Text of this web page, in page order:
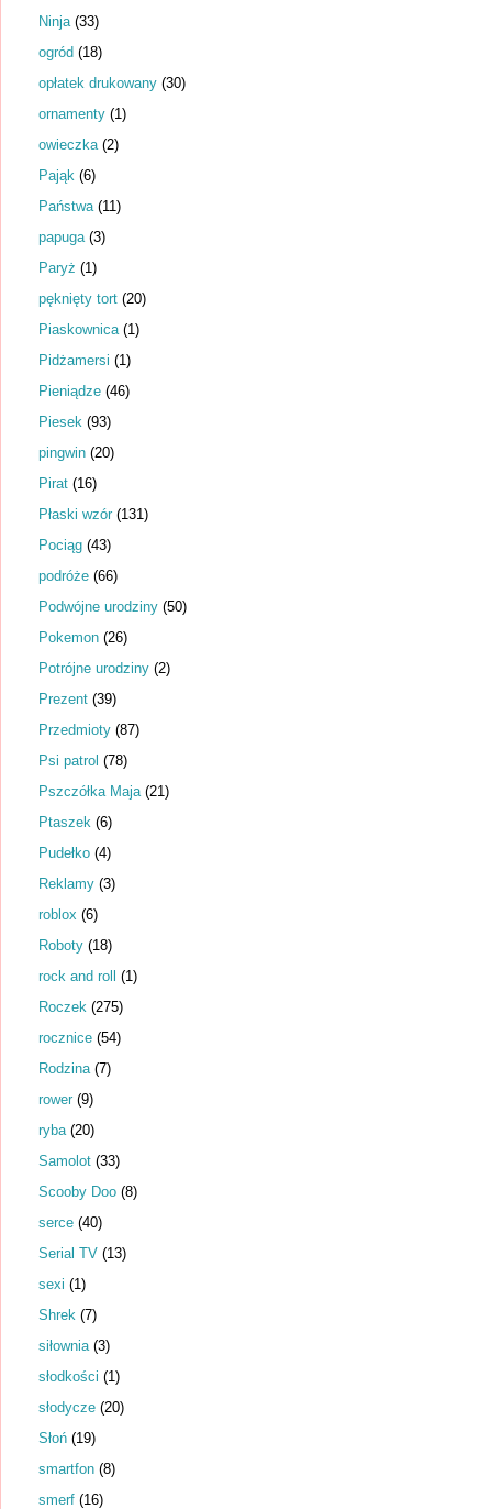
Ninja (33)
ogród (18)
opłatek drukowany (30)
ornamenty (1)
owieczka (2)
Pająk (6)
Państwa (11)
papuga (3)
Paryż (1)
pęknięty tort (20)
Piaskownica (1)
Pidżamersi (1)
Pieniądze (46)
Piesek (93)
pingwin (20)
Pirat (16)
Płaski wzór (131)
Pociąg (43)
podróże (66)
Podwójne urodziny (50)
Pokemon (26)
Potrójne urodziny (2)
Prezent (39)
Przedmioty (87)
Psi patrol (78)
Pszczółka Maja (21)
Ptaszek (6)
Pudełko (4)
Reklamy (3)
roblox (6)
Roboty (18)
rock and roll (1)
Roczek (275)
rocznice (54)
Rodzina (7)
rower (9)
ryba (20)
Samolot (33)
Scooby Doo (8)
serce (40)
Serial TV (13)
sexi (1)
Shrek (7)
siłownia (3)
słodkości (1)
słodycze (20)
Słoń (19)
smartfon (8)
smerf (16)